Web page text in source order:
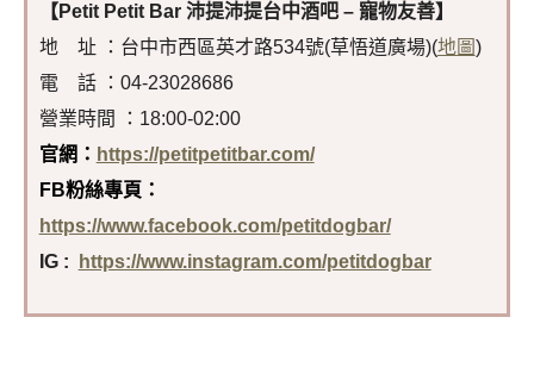
【Petit Petit Bar 沛提沛提台中酒吧 – 寵物友善】
地 址 ：台中市西區英才路534號(草悟道廣場)(地圖)
電 話 ：04-23028686
營業時間 ：18:00-02:00
官網： https://petitpetitbar.com/
FB粉絲專頁：
https://www.facebook.com/petitdogbar/
IG :
https://www.instagram.com/petitdogbar